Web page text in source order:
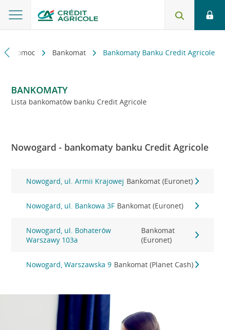
i pomoc Bankomat Bankomaty Banku Credit Agricole
BANKOMATY
Lista bankomatów banku Credit Agricole
Nowogard - bankomaty banku Credit Agricole
Nowogard, ul. Armii Krajowej Bankomat (Euronet)
Nowogard, ul. Bankowa 3F Bankomat (Euronet)
Nowogard, ul. Bohaterów
Warszawy 103a
Bankomat
(Euronet)
Nowogard, Warszawska 9 Bankomat (Planet Cash)